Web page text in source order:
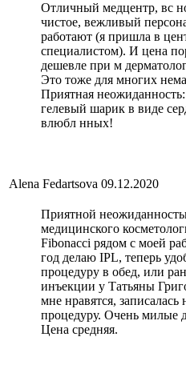
Отличный медцентр, вс
чистое, вежливый
работают (я пришла в
специалистом). И цена
дешевле при м
Это тоже для многих
Приятная
гелевый шарик в виде
влюбл нных!
Alena Fedartsova 09.12.2020
Приятной
медицинского
Fibonacci рядом с моей
год делаю IPL, теперь
процедуру в обед, или
инъекции у Татьяны
мне нравятся,
процедуру. Очень милые
Цена средняя.